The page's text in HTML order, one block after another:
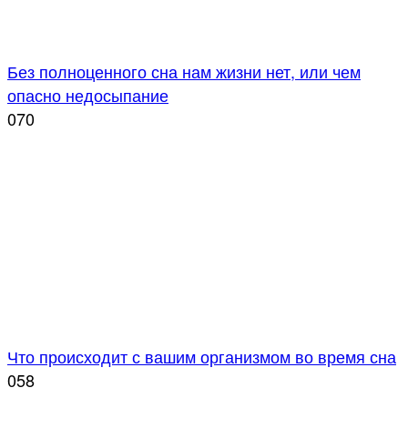
Без полноценного сна нам жизни нет, или чем
опасно недосыпание
070
Что происходит с вашим организмом во время сна
058